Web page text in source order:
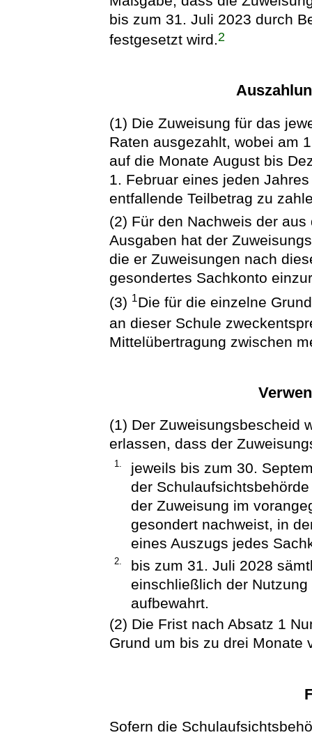
bis zum 31. Juli 2023 durch
festgesetzt wird.2
(1) Die Zuweisung für das
Raten ausgezahlt, wobei am
auf die Monate August bis
1. Februar eines jeden
entfallende Teilbetrag zu
(2) Für den Nachweis der
Ausgaben hat der
die er Zuweisungen nach
gesondertes Sachkonto
(3) 1Die für die einzelne
an dieser Schule
Mittelübertragung zwischen
(1) Der Zuweisungsbescheid
erlassen, dass der
1.
jeweils bis zum 30.
der
der Zuweisung im
gesondert nachweist, in
eines Auszugs jedes
2.
bis zum 31. Juli 2028
einschließlich der
aufbewahrt.
(2) Die Frist nach Absatz 1
Grund um bis zu drei Monate
Sofern die